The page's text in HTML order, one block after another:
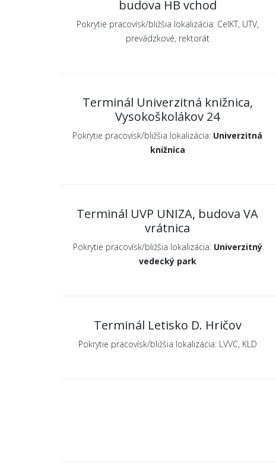
budova HB vchod
Pokrytie pracovísk/bližšia lokalizácia: CeIKT, UTV,
prevádzkové, rektorát
Terminál Univerzitná knižnica,
Vysokoškolákov 24
Pokrytie pracovísk/bližšia lokalizácia: Univerzitná
knižnica
Terminál UVP UNIZA, budova VA
vrátnica
Pokrytie pracovísk/bližšia lokalizácia: Univerzitný
vedecký park
Terminál Letisko D. Hričov
Pokrytie pracovísk/bližšia lokalizácia: LVVC, KLD